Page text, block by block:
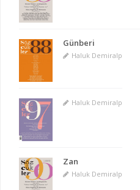
Günberi
Haluk Demiralp
Haluk Demiralp
Zan
Haluk Demiralp